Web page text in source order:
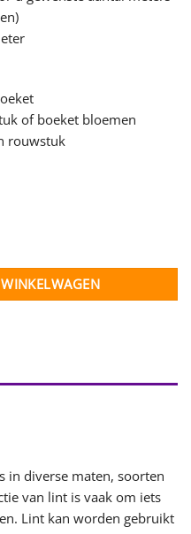
of boeket bloemen
rouwstuk
in diverse maten, soorten
van lint is vaak om iets
Lint kan worden gebruikt